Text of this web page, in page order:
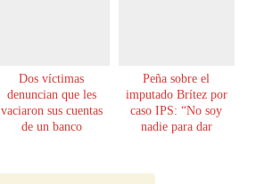
Dos víctimas
denuncian que les
vaciaron sus cuentas
de un banco
Peña sobre el
imputado Brítez por
caso IPS: “No soy
nadie para dar